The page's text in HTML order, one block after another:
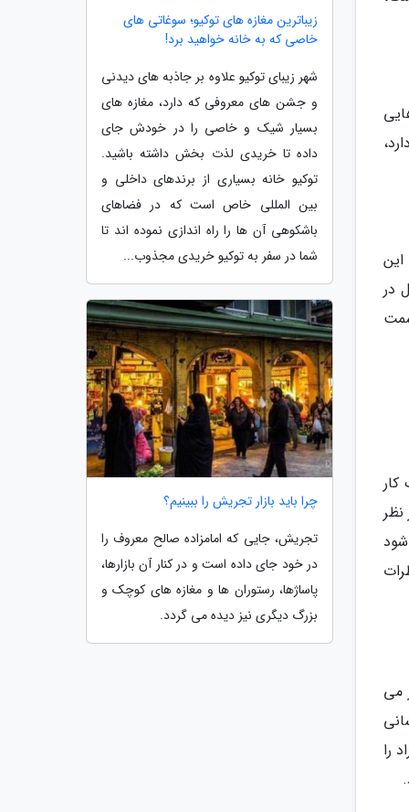
در
می
را
زیباترین مغازه های توکیو؛ سوغاتی های
خاصی که به خانه خواهید برد!
شهر زیبای توکیو علاوه بر جاذبه های دیدنی
و جشن های معروفی که دارد، مغازه های
بسیار شیک و خاصی را در خودش جای
داده تا خریدی لذت بخش داشته باشید.
توکیو خانه بسیاری از برندهای داخلی و
بین المللی خاص است که در فضاهای
باشکوهی آن ها را راه اندازی نموده اند تا
شما در سفر به توکیو خریدی مجذوب...
چرا باید بازار تجریش را ببینیم؟
تجریش، جایی که امامزاده صالح معروف را
در خود جای داده است و در کنار آن بازارها،
پاساژها، رستوران ها و مغازه های کوچک و
بزرگ دیگری نیز دیده می گردد.